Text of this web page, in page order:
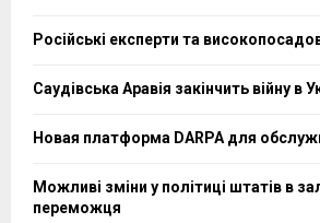
Російські експерти та
Саудівська Аравія закінчить війну в
Новая платформа DARPA для
Можливі зміни у політиці штатів в
переможця